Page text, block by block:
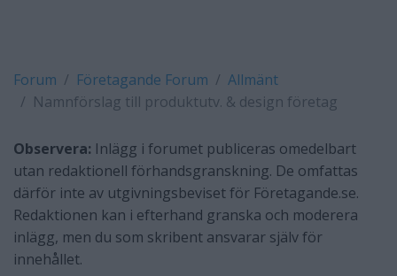
Forum Företagande Forum
Allmänt
Namnförslag till produktutv. & design företag
Observera: Inlägg i forumet publiceras omedelbart
utan redaktionell förhandsgranskning. De omfattas
därför inte av utgivningsbeviset för Företagande.se.
Redaktionen kan i efterhand granska och moderera
inlägg, men du som skribent ansvarar själv för
innehållet.